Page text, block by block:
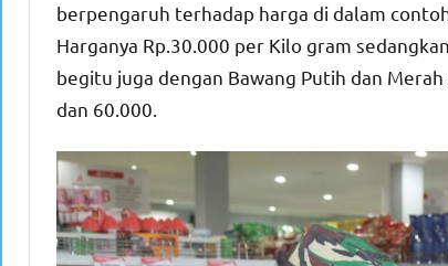
berpengaruh terhadap harga di dalam
Harganya Rp.30.000 per Kilo gram
begitu juga dengan Bawang Putih dan
dan 60.000.